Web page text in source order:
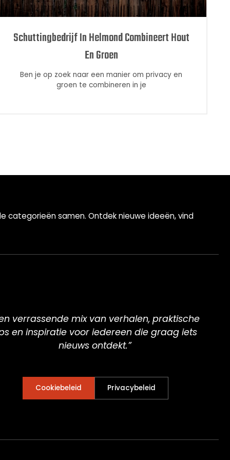
Schuttingbedrijf In Helmond Combineert Hout
En Groen
Ben je op zoek naar een manier om privacy en
groen te combineren in je
categorieën samen. Ontdek nieuwe ideeën, vind
verrassende mix van verhalen, praktische
en inspiratie voor iedereen die graag iets
nieuws ontdekt.”
Cookiebeleid Privacybeleid